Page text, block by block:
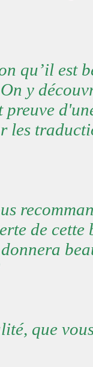
qu’il est
y
les
de
que